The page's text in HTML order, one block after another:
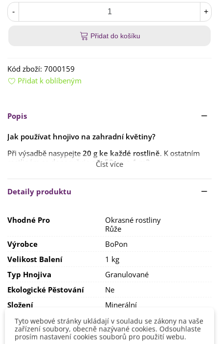
- +
Přidat do košíku
Kód zboží: 7000159
Přidat k oblíbeným
Popis
Jak používat hnojivo na zahradní květiny?
Při výsadbě nasypejte 20 g ke každé rostlině. K ostatním
rostlinám se doporučuje
cca 50 g na 1 m2
Vhodná doba k přihnojování rostlin jeod března do srpna.
Číst více
Detaily produktu
Vhodné Pro
Okrasné rostliny
Růže
Výrobce
BoPon
Velikost Balení
1 kg
Typ Hnojiva
Granulované
Ekologické Pěstování
Ne
Složení
Minerální
EAN
5904517046092
Tyto webové stránky ukládají v souladu se zákony na vaše
zařízení soubory, obecně nazývané cookies. Odsouhlaste
prosím nastavení cookies souborů pro použití webu.